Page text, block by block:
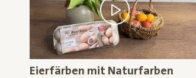
Eierfärben mit Naturfarben